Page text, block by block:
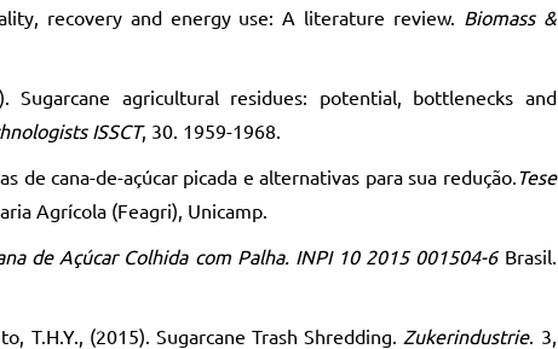
recovery and energy use: A literature review. Biomass &
Sugarcane agricultural residues: potential, bottlenecks and
ISSCT, 30. 1959-1968.
de cana-de-açúcar picada e alternativas para sua redução.Tese
Agrícola (Feagri), Unicamp.
de Açúcar Colhida com Palha. INPI 10 2015 001504-6 Brasil.
T.H.Y., (2015). Sugarcane Trash Shredding. Zukerindustrie. 3,